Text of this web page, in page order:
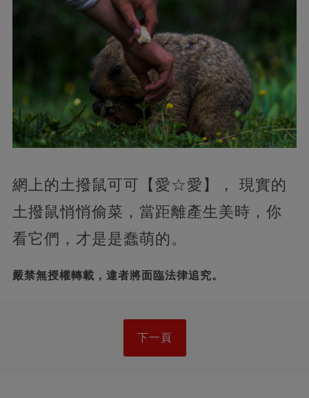
網上的土撥鼠可可【愛☆愛】， 現實的
土撥鼠悄悄偷菜，當距離產生美時，你
看它們，才是是蠢萌的。
嚴禁無授權轉載，違者將面臨法律追究。
下一頁